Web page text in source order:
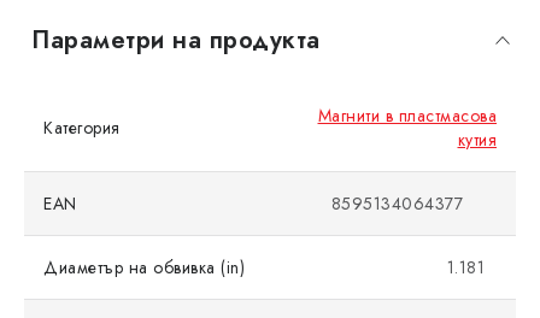
Параметри на продукта
Категория
Магнити в пластмасова
кутия
EAN 8595134064377
Диаметър на обвивка (in) 1.181